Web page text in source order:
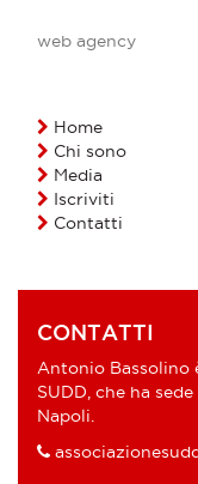
web agency
Home
Chi sono
Media
Iscriviti
Contatti
CONTATTI
Antonio Bassolino
SUDD, che ha
Napoli.